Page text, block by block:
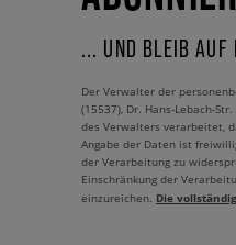
... UND BLEIB AUF
Der Verwalter der
(15537), Dr. Hans-Lebach-
des Verwalters verarbeitet,
Angabe der Daten ist
der Verarbeitung zu
Einschränkung der
einzureichen. Die